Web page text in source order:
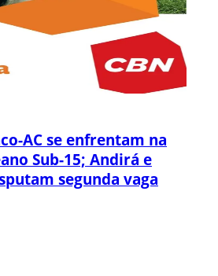
AC se enfrentam na
Sub-15; Andirá e
segunda vaga